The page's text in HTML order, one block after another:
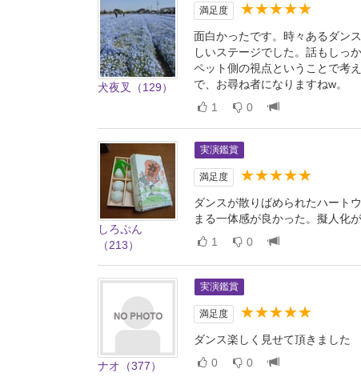
犬夜叉（129）
満足度 ★★★★★
面白かったです。時々あるダン
しいステージでした。話もしっ
ペット側の視点ということで考
で、お尋ね者になりますねw。
1 0
しろぷん
（213）
実演鑑賞
満足度 ★★★★★
ダンスが散りばめられたハート
まる一体感が良かった。擬人化
1 0
ナオ（377）
実演鑑賞
満足度 ★★★★★
ダンス楽しく見せて頂きました
0 0